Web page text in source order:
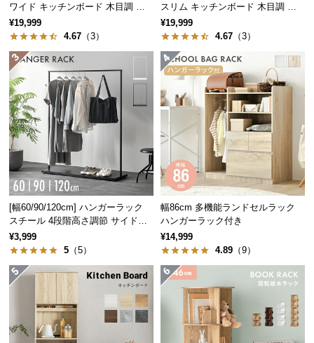
ス
に
つ
い
搬
入
経
に
つ
い
て
返
品・
セ
木の美しい質感を活かした塗装
天然木本来の味わいを出すため、木目や質感を活か
した塗装を施しました。
ワイド キッチンボード 木目調 レ
イアウト自在
¥19,999
4.67 （3）
スリム キッチンボード 木目調 レ
イアウト自在
¥19,999
4.67 （3）
[幅60/90/120cm] ハンガーラック
スチール 4段階高さ調節 サイドフ
ック オープンラック シンプル
¥3,999
5 （5）
幅86cm 多機能ランドセルラック
ハンガーラック付き
¥14,999
4.89 （9）